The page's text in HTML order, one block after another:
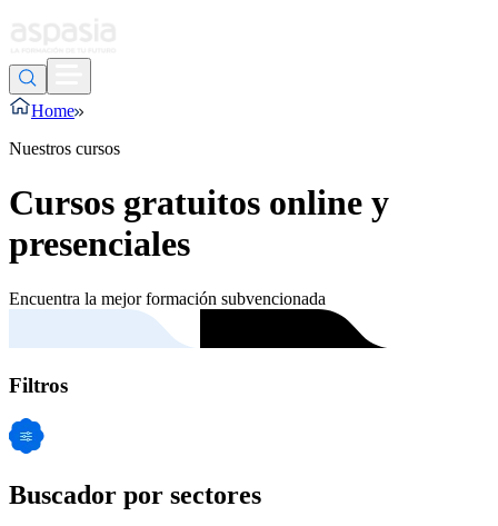
Home
Nuestros cursos
Cursos gratuitos online y
presenciales
Encuentra la mejor formación subvencionada
Filtros
Buscador por sectores